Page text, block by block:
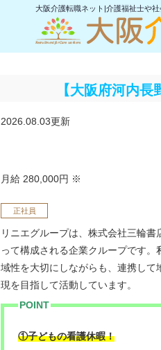
大阪介護転職ネット|介護福祉士や
【大阪府河内
2026.08.03更新
月給 280,000円 ※
正社員
リニエグループは、株式会社三輪書
って構成される企業クループです
域性を大切にしながらも、連携して
現を目指して活動しています。
POINT
①子どもの看護休暇！